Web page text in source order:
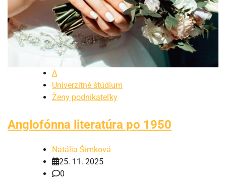
A
Univerzitné štúdium
Ženy podnikateľky
Anglofónna literatúra po 1950
Natália Šimková
25. 11. 2025
0